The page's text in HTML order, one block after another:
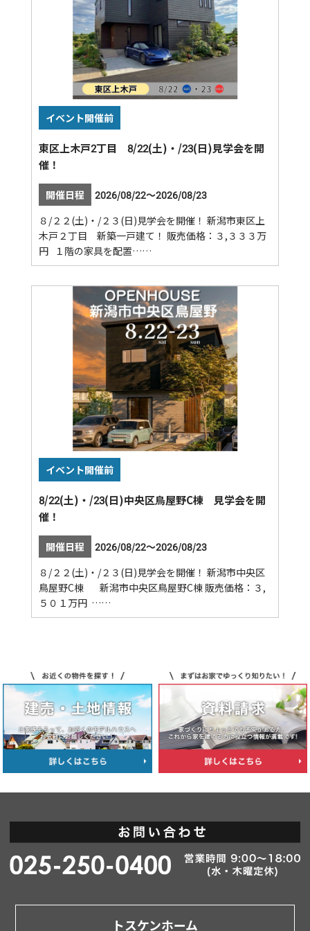
イベント開催前
東区上木戸2丁目 8/22(土)・/23(日)見学会を開
催！
開催日程
2026/08/22～2026/08/23
８/２２(土)・/２３(日)見学会を開催！ 新潟市東区上
木戸２丁目 新築一戸建て！ 販売価格：３,３３３万
円 １階の家具を配置……
イベント開催前
8/22(土)・/23(日)中央区鳥屋野C棟 見学会を開
催！
開催日程
2026/08/22～2026/08/23
８/２２(土)・/２３(日)見学会を開催！ 新潟市中央区
鳥屋野C棟 新潟市中央区鳥屋野C棟 販売価格：３,
５０１万円 ……
トスケンホーム